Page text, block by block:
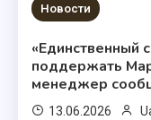
Новости
«Единственный
поддержать
менеджер
13.06.2026